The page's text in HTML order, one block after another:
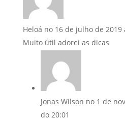
Heloá no 16 de julho de
Muito útil adorei as dicas
Jonas Wilson no 1 de
do 20:01